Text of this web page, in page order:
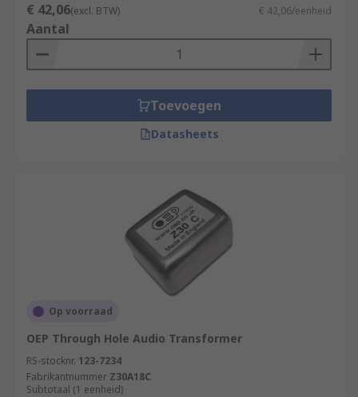
€ 42,06(excl. BTW) € 42,06/eenheid
Aantal
Toevoegen
Datasheets
Op voorraad
OEP Through Hole Audio Transformer
RS-stocknr. 123-7234
Fabrikantnummer Z30A18C
Subtotaal (1 eenheid)